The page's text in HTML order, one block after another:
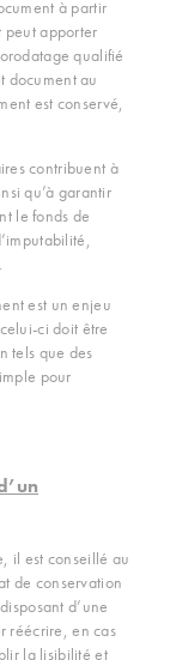
à partir
peut apporter
qualifié
document au
est conservé,
contribuent à
qu’à garantir
le fonds de
est un enjeu
ci doit être
tels que des
pour
il est conseillé au
de conservation
d’une
réécrire, en cas
la lisibilité et